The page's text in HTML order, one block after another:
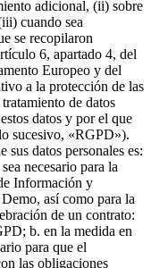
adicional, (ii) sobre
cuando sea
se recopilaron
6, apartado 4, del
Europeo y del
a la protección de las
de datos
datos y por el que
sucesivo, «RGPD»).
sus datos personales es:
necesario para la
Información y
así como para la
de un contrato:
b. en la medida en
para que el
las obligaciones